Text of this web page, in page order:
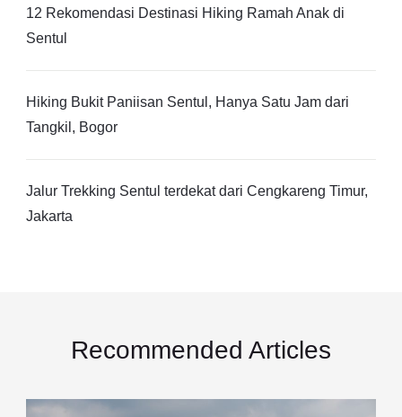
12 Rekomendasi Destinasi Hiking Ramah Anak di
Sentul
Hiking Bukit Paniisan Sentul, Hanya Satu Jam dari
Tangkil, Bogor
Jalur Trekking Sentul terdekat dari Cengkareng Timur,
Jakarta
Recommended Articles